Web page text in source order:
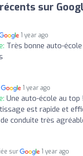
sur
1 year ago
Très bonne auto-
1 year ago
Une auto-école au
est rapide et
conduite très
sur 1 year ago